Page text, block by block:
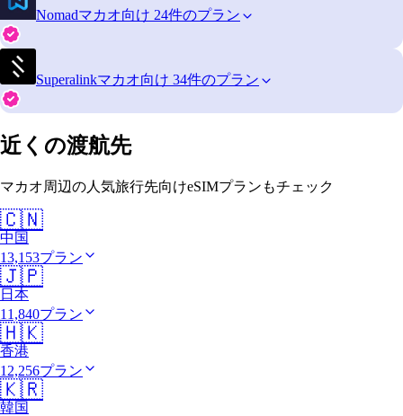
Nomadマカオ向け 24件のプラン
Superalinkマカオ向け 34件のプラン
近くの渡航先
マカオ周辺の人気旅行先向けeSIMプランもチェック
🇨🇳
中国
13,153プラン
🇯🇵
日本
11,840プラン
🇭🇰
香港
12,256プラン
🇰🇷
韓国